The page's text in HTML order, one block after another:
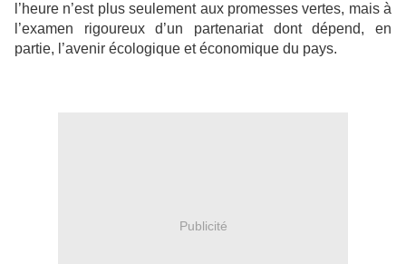
l’heure n’est plus seulement aux promesses vertes, mais à
l’examen rigoureux d’un partenariat dont dépend, en
partie, l’avenir écologique et économique du pays.
Publicité